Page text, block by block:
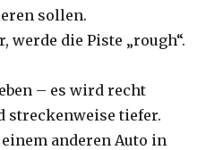
sollen.
werde die Piste „rough“.
– es wird recht
streckenweise tiefer.
anderen Auto in